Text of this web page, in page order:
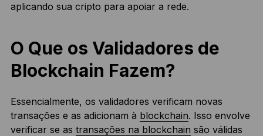
aplicando sua cripto para apoiar a rede.
O Que os Validadores de
Blockchain Fazem?
Essencialmente, os validadores verificam novas
transações e as adicionam à blockchain. Isso envolve
verificar se as transações na blockchain são válidas